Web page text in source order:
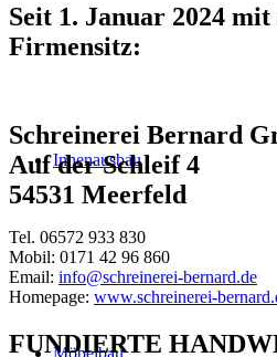
Innenausbau
Möbelbau
Seit 1. Januar 2024 mit
Firmensitz:
Schreinerei Bernard
Auf der Schleif 4
54531 Meerfeld
Tel. 06572 933 830
Mobil: 0171 42 96 860
Email: info@schreinerei-bernard.de
Homepage: www.schreinerei-
FUNDIERTE